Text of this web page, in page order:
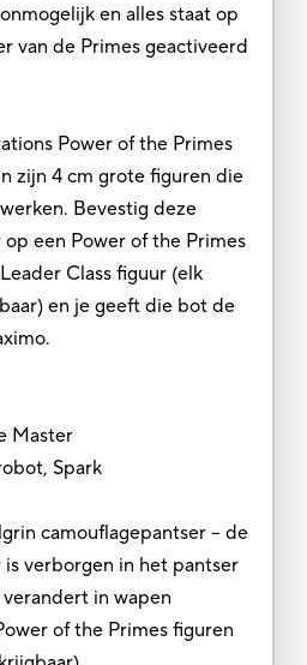
en alles staat op
van de Primes geactiveerd
Power of the Primes
zijn 4 cm grote figuren die
Bevestig deze
een Power of the Primes
Class figuur (elk
en je geeft die bot de
Master
Spark
camouflagepantser – de
verborgen in het pantser
in wapen
of the Primes figuren